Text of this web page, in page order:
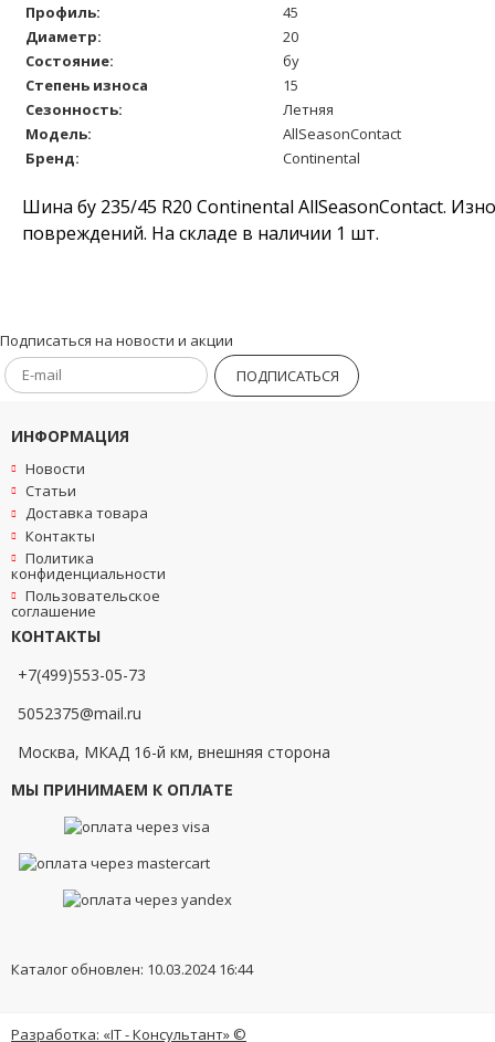
Профиль:
45
Диаметр:
20
Состояние:
бу
Степень износа
15
Сезонность:
Летняя
Модель:
AllSeasonContact
Бренд:
Continental
Шина бу 235/45 R20 Continental AllSeasonContact.
повреждений. На складе в наличии 1 шт.
Подписаться на новости и акции
ПОДПИСАТЬСЯ
ИНФОРМАЦИЯ
Новости
Статьи
Доставка товара
Контакты
Политика
конфиденциальности
Пользовательское
соглашение
КОНТАКТЫ
+7(499)553-05-73
5052375@mail.ru
Москва, МКАД 16-й км, внешняя сторона
МЫ ПРИНИМАЕМ К ОПЛАТЕ
Каталог обновлен: 10.03.2024 16:44
Разработка: «IT - Консультант» ©